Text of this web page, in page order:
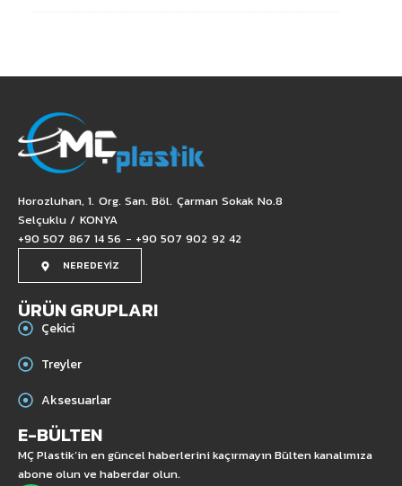
Horozluhan, 1. Org. San. Böl. Çarman Sokak No.8
Selçuklu / KONYA
+90 507 867 14 56 - +90 507 902 92 42
NEREDEYİZ
ÜRÜN GRUPLARI
Çekici
Treyler
Aksesuarlar
E-BÜLTEN
MÇ Plastik’in en güncel haberlerini kaçırmayın Bülten kanalımıza
abone olun ve haberdar olun.